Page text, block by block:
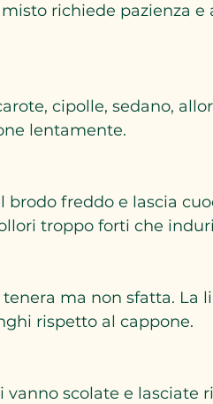
richiede pazienza e
cipolle, sedano,
lentamente.
freddo e lascia
troppo forti che
ma non sfatta. La
rispetto al cappone.
vanno scolate e lasciate